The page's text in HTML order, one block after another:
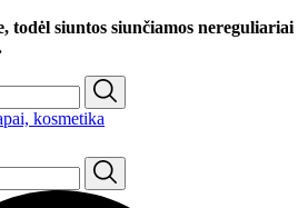
todėl siuntos siunčiamos nereguliariai